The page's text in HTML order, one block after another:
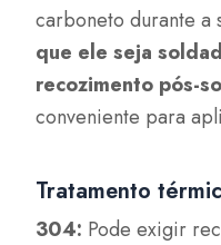
carboneto durante a
que ele seja
recozimento pós-
conveniente para
Tratamento
304: Pode exigir